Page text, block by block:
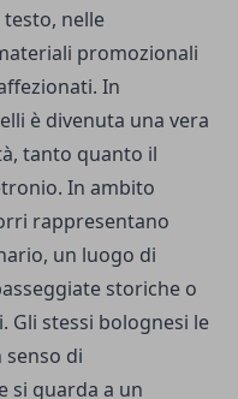
nelle
promozionali
In
è divenuta una vera
tanto quanto il
In ambito
rappresentano
un luogo di
storiche o
stessi bolognesi le
di
si guarda a un